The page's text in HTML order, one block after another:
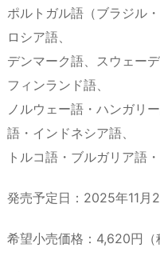
ポルトガル語（ブラジル
ロシア語、
デンマーク語、スウェー
フィンランド語、
ノルウェー語・ハンガリ
語・インドネシア語、
トルコ語・ブルガリア語
発売予定日：2025年11月
希望小売価格：4,620円（